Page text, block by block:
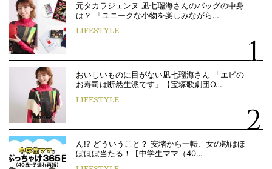
元タカラジェンヌ 凪七瑠海さんのバッグの中身
は？ 「ユニークな小物を楽しみながら…
LIFESTYLE
おいしいものに目がない凪七瑠海さん 「エビの
お寿司は断然生派です」【宝塚歌劇団O…
LIFESTYLE
ん!? どういうこと？ 安堵から一転、女の勘はほ
ぼほぼ当たる！【中学生ママ（40…